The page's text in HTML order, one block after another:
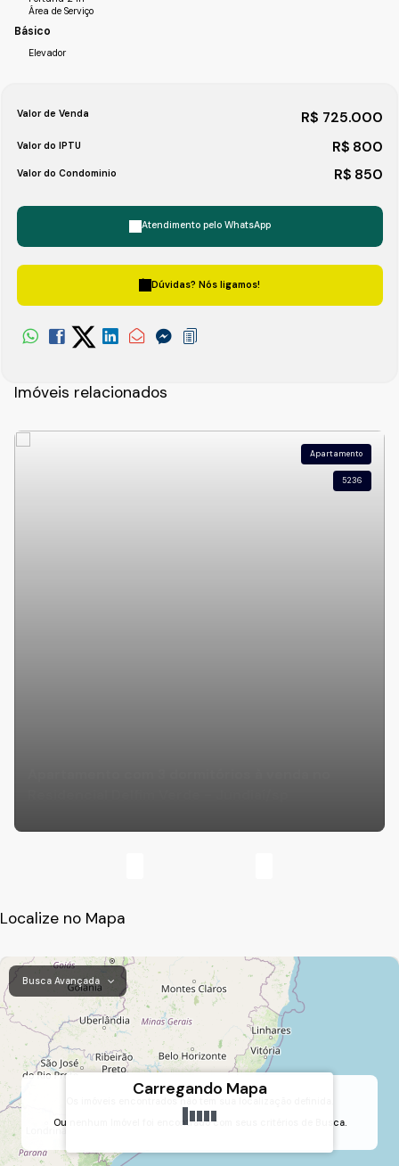
Área de Serviço
Básico
Elevador
R$ 725.000
Valor de Venda
Valor do IPTU R$ 800
Valor do Condominio R$ 850
Atendimento pelo WhatsApp
Dúvidas? Nós ligamos!
Imóveis relacionados
Apartamento
5236
Vila Rafael de Oliveira, Jundiaí, São Paulo, Brasil
Localize no Mapa
Carregando Mapa
Os imóveis encontrados não tem sua localização definida.
Ou nenhum Imóvel foi encontrado com seus critérios de Busca.
Busca Avançada